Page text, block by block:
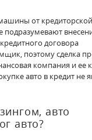
от кредиторской
договора
поэтому сделка
компания и ее
авто в кредит не
авто
авто?